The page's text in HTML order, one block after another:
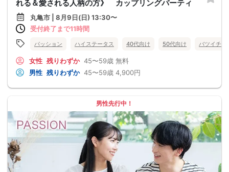
れる＆愛される人柄の方》 カップリングパーティ
丸亀市 | 8月9日(日) 13:30〜
受付終了まで11時間
パッション ハイステータス 40代向け 50代向け バツイチ・
女性 残りわずか 45〜59歳 無料
男性 残りわずか 45〜59歳 4,900円
男性先行中！